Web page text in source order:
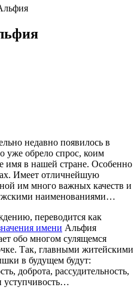
недавно появилось в
уже обрело спрос, коим
имя в нашей стране. Особенно
Имеет отличнейшую
им много важных качеств и
наименованиями…
переводится как
имени Альфия
обо многом сулящемся
Так, главными житейскими
в будущем будут:
доброта, рассудительность,
уступчивость…